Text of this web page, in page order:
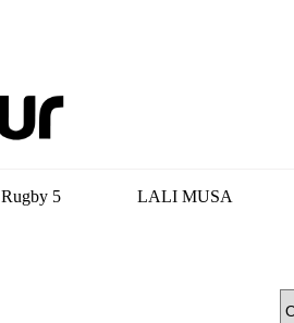
Rugby 5 LALI MUSA